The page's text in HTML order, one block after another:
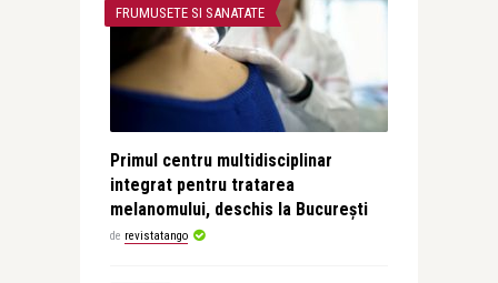
FRUMUSETE SI SANATATE
Primul centru multidisciplinar
integrat pentru tratarea
melanomului, deschis la București
de revistatango